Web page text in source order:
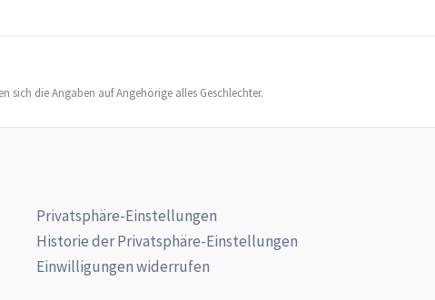
sich die Angaben auf Angehörige alles Geschlechter.
Privatsphäre-Einstellungen
Historie der Privatsphäre-Einstellungen
Einwilligungen widerrufen